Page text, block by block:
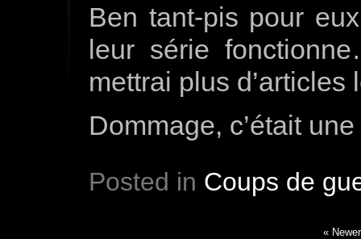
Ben tant-pis pour
leur série
mettrai plus d’articles
Dommage, c’était
Posted in Coups de
«